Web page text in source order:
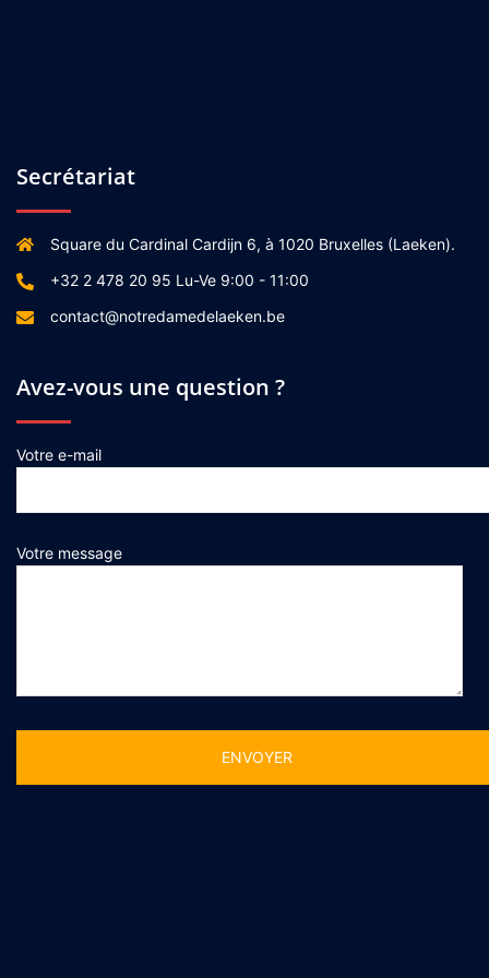
Secrétariat
Square du Cardinal Cardijn 6, à 1020 Bruxelles (Laeken).
+32 2 478 20 95 Lu-Ve 9:00 - 11:00
contact@notredamedelaeken.be
Avez-vous une question ?
Votre e-mail
Votre message